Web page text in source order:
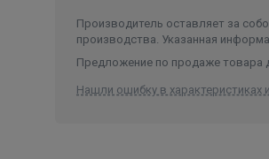
Производитель оставляет за
производства. Указанная
Предложение по продаже товара
Нашли ошибку в характеристиках